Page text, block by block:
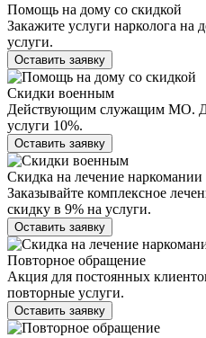
Помощь на дому со скидкой
Закажите услуги нарколога на
услуги.
Оставить заявку
Скидки военным
Действующим служащим МО.
услуги 10%.
Оставить заявку
Скидка на лечение наркомании
Заказывайте комплексное
скидку в 9% на услуги.
Оставить заявку
Повторное обращение
Акция для постоянных
повторные услуги.
Оставить заявку